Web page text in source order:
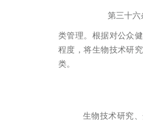
第三十六
类管理。根据对公众
程度，将生物技术研
类。
生物技术研究